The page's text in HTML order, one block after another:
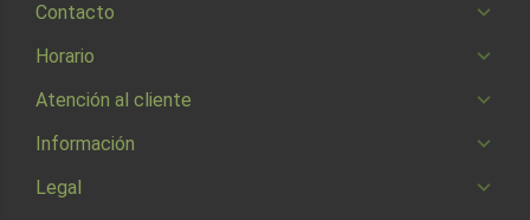
Contacto
Horario
Atención al cliente
Información
Legal